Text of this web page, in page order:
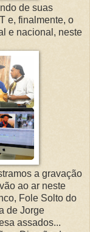
de suas
e, finalmente, o
e nacional, neste
a gravação
ao ar neste
Fole Solto do
de Jorge
assados...